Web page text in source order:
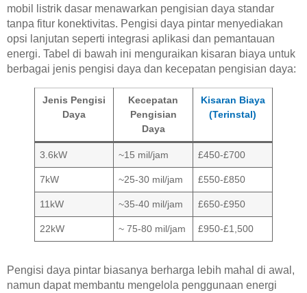
mobil listrik dasar menawarkan pengisian daya standar
tanpa fitur konektivitas. Pengisi daya pintar menyediakan
opsi lanjutan seperti integrasi aplikasi dan pemantauan
energi. Tabel di bawah ini menguraikan kisaran biaya untuk
berbagai jenis pengisi daya dan kecepatan pengisian daya:
Jenis Pengisi
Daya
Kecepatan
Pengisian
Daya
Kisaran Biaya
(Terinstal)
3.6kW ~15 mil/jam £450-£700
7kW ~25-30 mil/jam £550-£850
11kW ~35-40 mil/jam £650-£950
22kW ~ 75-80 mil/jam £950-£1,500
Pengisi daya pintar biasanya berharga lebih mahal di awal,
namun dapat membantu mengelola penggunaan energi